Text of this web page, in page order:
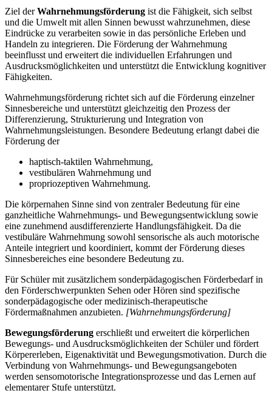
Ziel derWahrnehmungsförderung ist die Fähigkeit, sich selbst
und die Umwelt mit allen Sinnen bewusst wahrzunehmen, diese
Eindrücke zu verarbeiten sowie in das persönliche Erleben und
Handeln zu integrieren. Die Förderung der Wahrnehmung
beeinflusst und erweitert die individuellen Erfahrungen und
Ausdrucksmöglichkeiten und unterstützt die Entwicklung kognitiver
Fähigkeiten.
Wahrnehmungsförderung richtet sich auf die Förderung einzelner
Sinnesbereiche und unterstützt gleichzeitig den Prozess der
Differenzierung, Strukturierung und Integration von
Wahrnehmungsleistungen. Besondere Bedeutung erlangt dabei die
Förderung der
haptisch-taktilen Wahrnehmung,
vestibulären Wahrnehmung und
propriozeptiven Wahrnehmung.
Die körpernahen Sinne sind von zentraler Bedeutung für eine
ganzheitliche Wahrnehmungs- und Bewegungsentwicklung sowie
eine zunehmend ausdifferenzierte Handlungsfähigkeit. Da die
vestibuläre Wahrnehmung sowohl sensorische als auch motorische
Anteile integriert und koordiniert, kommt der Förderung dieses
Sinnesbereiches eine besondere Bedeutung zu.
Für Schüler mit zusätzlichem sonderpädagogischen Förderbedarf in
den Förderschwerpunkten Sehen oder Hören sind spezifische
sonderpädagogische oder medizinisch-therapeutische
Fördermaßnahmen anzubieten. [Wahrnehmungsförderung]
Bewegungsförderung erschließt und erweitert die körperlichen
Bewegungs- und Ausdrucksmöglichkeiten der Schüler und fördert
Körpererleben, Eigenaktivität und Bewegungsmotivation. Durch die
Verbindung von Wahrnehmungs- und Bewegungsangeboten
werden sensomotorische Integrationsprozesse und das Lernen auf
elementarer Stufe unterstützt.